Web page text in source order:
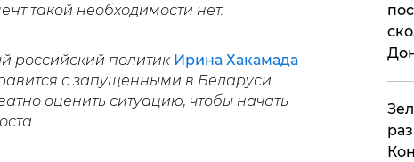
такой необходимости нет.
российский политик Ирина Хакамада
с запущенными в Беларуси
оценить ситуацию, чтобы начать